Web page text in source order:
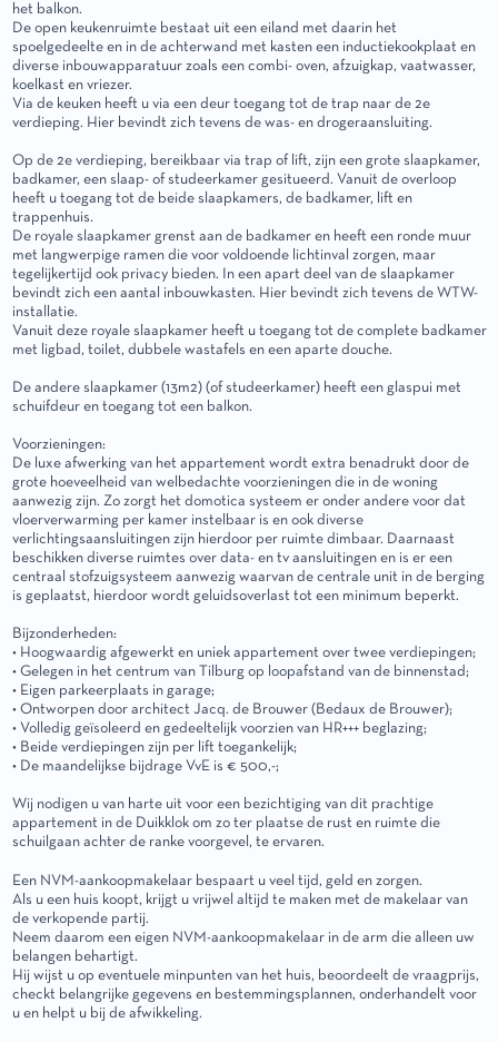
het balkon.
De open keukenruimte bestaat uit een eiland met daarin het
spoelgedeelte en in de achterwand met kasten een inductiekookplaat en
diverse inbouwapparatuur zoals een combi- oven, afzuigkap, vaatwasser,
koelkast en vriezer.
Via de keuken heeft u via een deur toegang tot de trap naar de 2e
verdieping. Hier bevindt zich tevens de was- en drogeraansluiting.
Op de 2e verdieping, bereikbaar via trap of lift, zijn een grote slaapkamer,
badkamer, een slaap- of studeerkamer gesitueerd. Vanuit de overloop
heeft u toegang tot de beide slaapkamers, de badkamer, lift en
trappenhuis.
De royale slaapkamer grenst aan de badkamer en heeft een ronde muur
met langwerpige ramen die voor voldoende lichtinval zorgen, maar
tegelijkertijd ook privacy bieden. In een apart deel van de slaapkamer
bevindt zich een aantal inbouwkasten. Hier bevindt zich tevens de WTW-
installatie.
Vanuit deze royale slaapkamer heeft u toegang tot de complete badkamer
met ligbad, toilet, dubbele wastafels en een aparte douche.
De andere slaapkamer (13m2) (of studeerkamer) heeft een glaspui met
schuifdeur en toegang tot een balkon.
Voorzieningen:
De luxe afwerking van het appartement wordt extra benadrukt door de
grote hoeveelheid van welbedachte voorzieningen die in de woning
aanwezig zijn. Zo zorgt het domotica systeem er onder andere voor dat
vloerverwarming per kamer instelbaar is en ook diverse
verlichtingsaansluitingen zijn hierdoor per ruimte dimbaar. Daarnaast
beschikken diverse ruimtes over data- en tv aansluitingen en is er een
centraal stofzuigsysteem aanwezig waarvan de centrale unit in de berging
is geplaatst, hierdoor wordt geluidsoverlast tot een minimum beperkt.
Bijzonderheden:
• Hoogwaardig afgewerkt en uniek appartement over twee verdiepingen;
• Gelegen in het centrum van Tilburg op loopafstand van de binnenstad;
• Eigen parkeerplaats in garage;
• Ontworpen door architect Jacq. de Brouwer (Bedaux de Brouwer);
• Volledig geïsoleerd en gedeeltelijk voorzien van HR+++ beglazing;
• Beide verdiepingen zijn per lift toegankelijk;
• De maandelijkse bijdrage VvE is € 500,-;
Wij nodigen u van harte uit voor een bezichtiging van dit prachtige
appartement in de Duikklok om zo ter plaatse de rust en ruimte die
schuilgaan achter de ranke voorgevel, te ervaren.
Een NVM-aankoopmakelaar bespaart u veel tijd, geld en zorgen.
Als u een huis koopt, krijgt u vrijwel altijd te maken met de makelaar van
de verkopende partij.
Neem daarom een eigen NVM-aankoopmakelaar in de arm die alleen uw
belangen behartigt.
Hij wijst u op eventuele minpunten van het huis, beoordeelt de vraagprijs,
checkt belangrijke gegevens en bestemmingsplannen, onderhandelt voor
u en helpt u bij de afwikkeling.